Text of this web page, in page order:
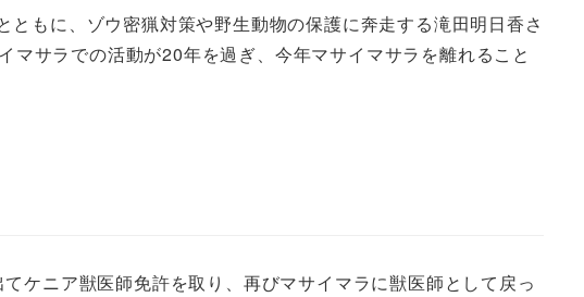
もに、ゾウ密猟対策や野生動物の保護に奔走する滝田明日香さ
マサラでの活動が20年を過ぎ、今年マサイマサラを離れること
ケニア獣医師免許を取り、再びマサイマラに獣医師として戻っ